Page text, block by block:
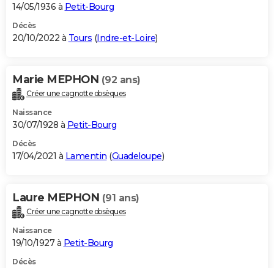
14/05/1936 à Petit-Bourg
Décès
20/10/2022 à Tours (Indre-et-Loire)
Marie MEPHON (92 ans)
Créer une cagnotte obsèques
Naissance
30/07/1928 à Petit-Bourg
Décès
17/04/2021 à Lamentin (Guadeloupe)
Laure MEPHON (91 ans)
Créer une cagnotte obsèques
Naissance
19/10/1927 à Petit-Bourg
Décès